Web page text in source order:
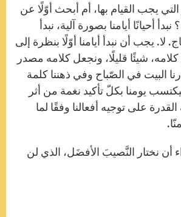
يجب القيام بها، أم أبحث أوّلًا عن
أحيانًا أيامنا بصورة آلية، نبدأ
لا. يجب أن نبدأ أيامنا أوّلًا بنظرة إلى
شيئًا قليلًا، ونجعل كلامه مصدر
البيت في الصّباح وفي ذهننا كلمة
يومنا بكلّ تأكيد نغمة من أثر
القدرة على توجيه أفعالنا وفقًا لما
أن نختار النَّصيبَ الأفضَل، الذي لن